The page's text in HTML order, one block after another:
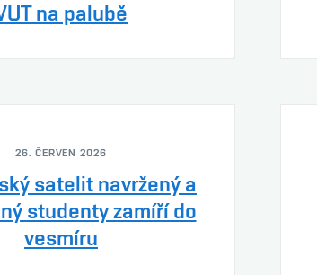
na palubě
26. ČERVEN 2026
satelit navržený a
studenty zamíří do
vesmíru